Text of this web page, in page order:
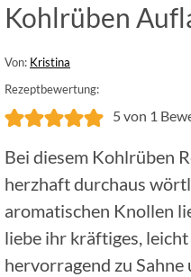
Kohlrüben
Von: Kristina
Rezeptbewertung:
5von 1
Bei diesem Kohlrüben
herzhaft durchaus
aromatischen Knollen
liebe ihr kräftiges,
hervorragend zu Sahne